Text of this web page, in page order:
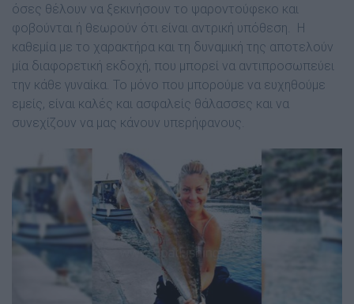
όσες θέλουν να ξεκινήσουν το ψαροντούφεκο και
φοβούνται ή θεωρούν ότι είναι αντρική υπόθεση. Η
καθεµία µε το χαρακτήρα και τη δυναµική της αποτελούν
µία διαφορετική εκδοχή, που µπορεί να αντιπροσωπεύει
την κάθε γυναίκα. Το µόνο που µπορούµε να ευχηθούµε
εµείς, είναι καλές και ασφαλείς θάλασσες και να
συνεχίζουν να µας κάνουν υπερήφανους.